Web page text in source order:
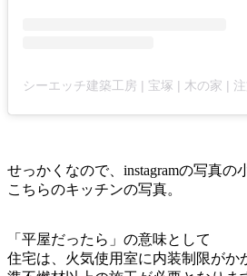
せっかくなので、instagramの写真の
こちらのキッチンの写真。
「平屋だったら」の意味として
住宅は、火気使用室に内装制限がか